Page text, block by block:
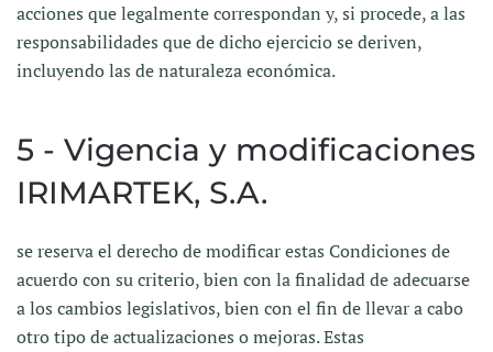
acciones que legalmente correspondan y, si procede, a las
responsabilidades que de dicho ejercicio se deriven,
incluyendo las de naturaleza económica.
5 - Vigencia y modificaciones
IRIMARTEK, S.A.
se reserva el derecho de modificar estas Condiciones de
acuerdo con su criterio, bien con la finalidad de adecuarse
a los cambios legislativos, bien con el fin de llevar a cabo
otro tipo de actualizaciones o mejoras. Estas